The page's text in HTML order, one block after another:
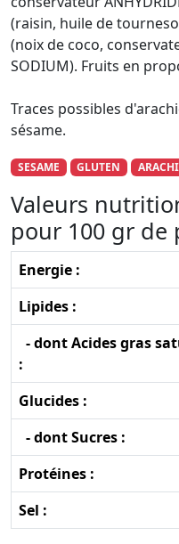
(raisin, huile de
(noix de coco,
SODIUM). Fruits en
Traces possibles
sésame.
SESAME GLUTEN
Valeurs
pour 100 gr de
Energie :
Lipides :
- dont Acides gras
:
Glucides :
- dont Sucres :
Protéines :
Sel :